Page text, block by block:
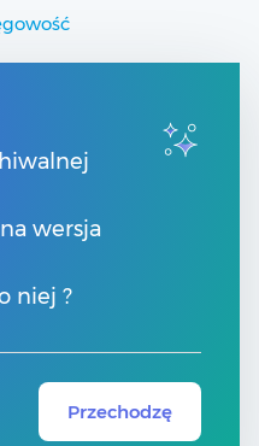
wersja
niej ?
Przechodzę